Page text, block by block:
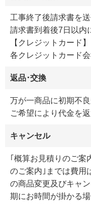
工事終了後請求書を送
請求書到着後7日以内
【クレジットカード】
各クレジットカード
返品･交換
万が一商品に初期不
ご希望により代金を
キャンセル
｢概算お見積りのご案
のご案内｣までは費用
の商品変更及びキャ
期にお時間が掛かる